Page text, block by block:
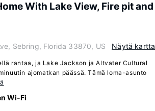
With Lake View, Fire pit and
Sebring, Florida 33870, US Näytä kartta
rantaa, ja Lake Jackson ja Altvater Cultural
ajomatkan päässä. Tämä loma-asunto
Wi-Fi